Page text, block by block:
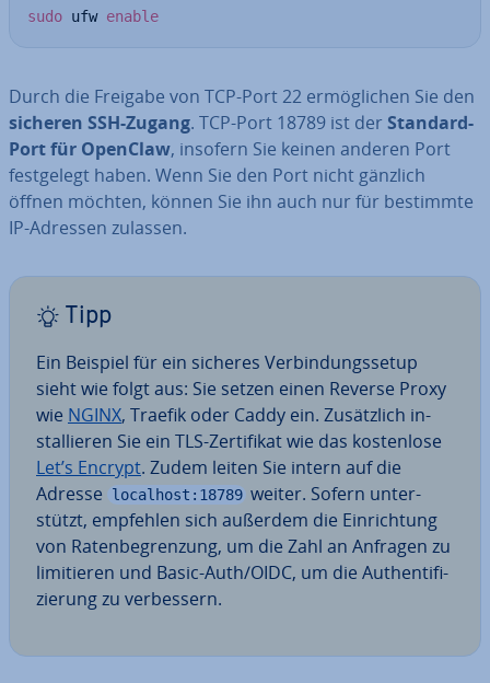
sudo ufw enable
Durch die Freigabe von TCP-Port 22 er­mög­li­chen Sie den
sicheren SSH-Zugang. TCP-Port 18789 ist der Standard-
Port für OpenClaw, insofern Sie keinen anderen Port
fest­ge­legt haben. Wenn Sie den Port nicht gänzlich
öffnen möchten, können Sie ihn auch nur für bestimmte
IP-Adressen zulassen.
Tipp
Ein Beispiel für ein sicheres Ver­bin­dungs­set­up
sieht wie folgt aus: Sie setzen einen Reverse Proxy
wie NGINX, Traefik oder Caddy ein. Zu­sätz­lich in­
stal­lie­ren Sie ein TLS-Zer­ti­fi­kat wie das kos­ten­lo­se
Let’s Encrypt. Zudem leiten Sie intern auf die
Adresse
localhost:18789 weiter. Sofern un­ter­
stützt, empfehlen sich außerdem die Ein­rich­tung
von Ra­ten­be­gren­zung, um die Zahl an Anfragen zu
li­mi­tie­ren und Basic-Auth/OIDC, um die Au­then­ti­fi­
zie­rung zu ver­bes­sern.